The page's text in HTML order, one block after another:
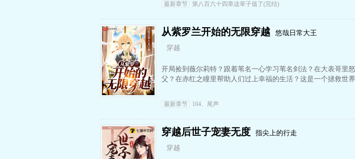
最新章节 第八百六十四章这辈子值了(完结)
从紫罗兰开始的无限穿越
悠哉日常大王
穿越
开局捡到薇尔莉特？跟着苇名一心学习苇名剑法？在大表哥里
父？在赤红之瞳里帮助人们过上幸福的生活？这是一个拯救世
最新章节 104、尾声
穿越后世子宠妻无度
指尖上的行走
穿越